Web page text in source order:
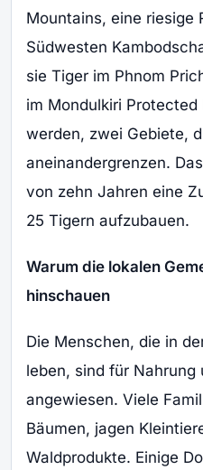
Mountains, eine riesige
Südwesten
sie Tiger im Phnom
im Mondulkiri Protected
werden, zwei Gebiete,
aneinandergrenzen.
von zehn Jahren eine
25 Tigern aufzubauen.
Warum die lokalen
hinschauen
Die Menschen, die in
leben, sind für Nahrung
angewiesen. Viele
Bäumen, jagen
Waldprodukte. Einige